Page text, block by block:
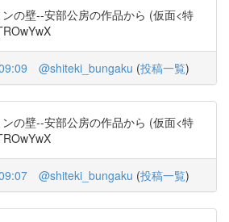
の壁--安部公房の作品から (仮面<特
@shiteki_bungaku (投稿一覧)
の壁--安部公房の作品から (仮面<特
@shiteki_bungaku (投稿一覧)